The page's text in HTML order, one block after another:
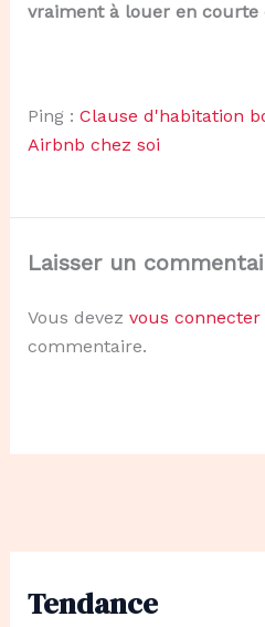
Tendance
vraiment à louer en courte
Ping : Clause d'habitation
Airbnb chez soi
Laisser un
Vous devez vous connecter
commentaire.